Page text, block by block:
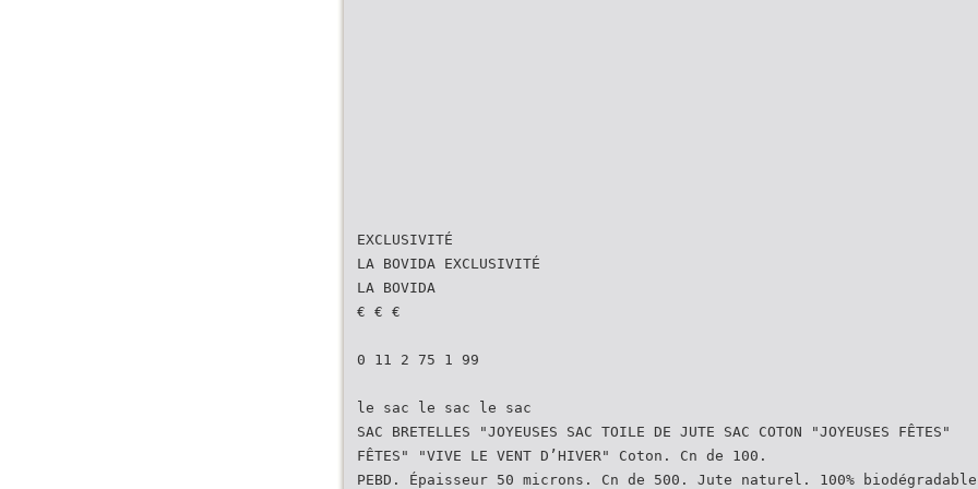
EXCLUSIVITÉ
LA BOVIDA EXCLUSIVITÉ
LA BOVIDA
€ € €
0 11 2 75 1 99
le sac le sac le sac
SAC BRETELLES "JOYEUSES SAC TOILE DE JUTE SAC COTON "JOYEUSES FÊTES"
FÊTES" "VIVE LE VENT D’HIVER" Coton. Cn de 100.
PEBD. Épaisseur 50 microns. Cn de 500. Jute naturel. 100%